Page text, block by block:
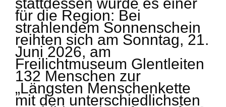
für die Region: Bei
strahlendem Sonnenschein
reihten sich am Sonntag, 21.
Juni 2026, am
Freilichtmuseum Glentleiten
132 Menschen zur
„Längsten Menschenkette
mit den unterschiedlichsten